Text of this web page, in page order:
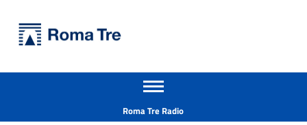
Segreterie didattiche IV piano stanza 34 orari ricevimento - Università Roma Tre
Apri il menu secondario
Roma Tre Radio